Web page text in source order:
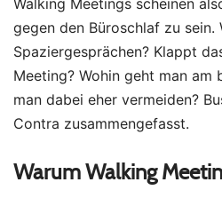
Walking Meetings scheinen
gegen den Büroschlaf zu sein.
Spaziergesprächen? Klappt
Meeting? Wohin geht man am
man dabei eher vermeiden?
Contra zusammengefasst.
Warum Walking